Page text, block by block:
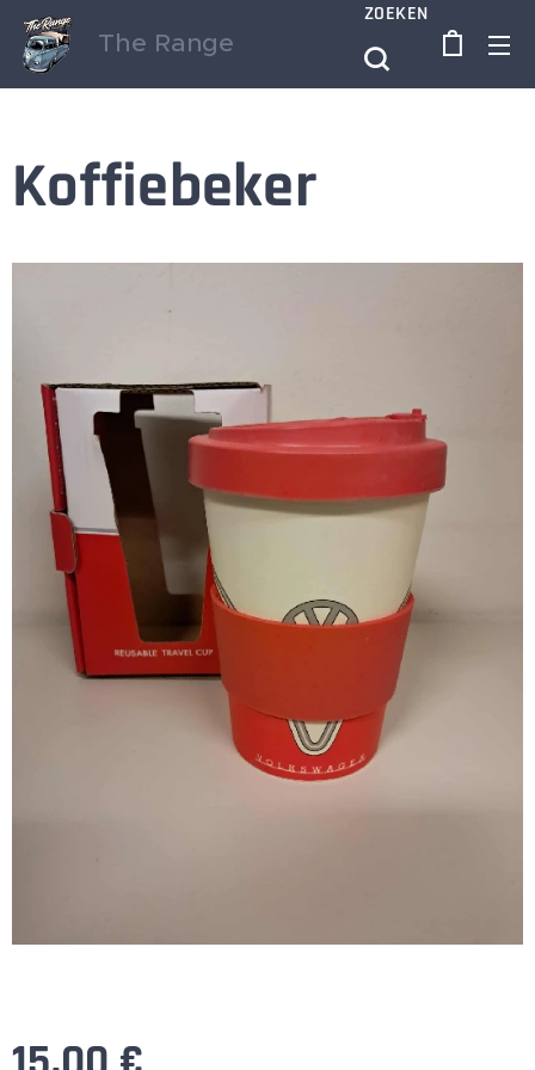
The Range
ZOEKEN
Koffiebeker